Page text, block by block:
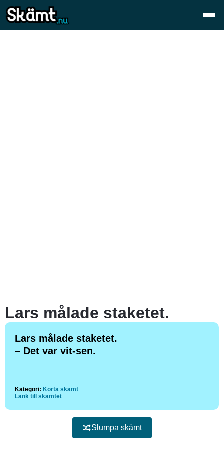
Lars målade staketet.
Lars målade staketet.
– Det var vit-sen.
Kategori: Korta skämt
Länk till skämtet
Slumpa skämt